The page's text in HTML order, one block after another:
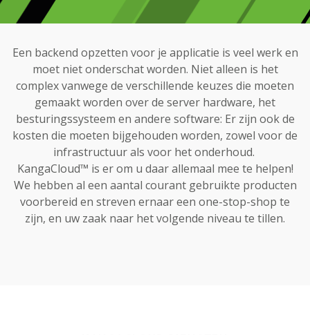
Een backend opzetten voor je applicatie is veel werk en
moet niet onderschat worden. Niet alleen is het
complex vanwege de verschillende keuzes die moeten
gemaakt worden over de server hardware, het
besturingssysteem en andere software: Er zijn ook de
kosten die moeten bijgehouden worden, zowel voor de
infrastructuur als voor het onderhoud.
KangaCloud™ is er om u daar allemaal mee te helpen!
We hebben al een aantal courant gebruikte producten
voorbereid en streven ernaar een one-stop-shop te
zijn, en uw zaak naar het volgende niveau te tillen.